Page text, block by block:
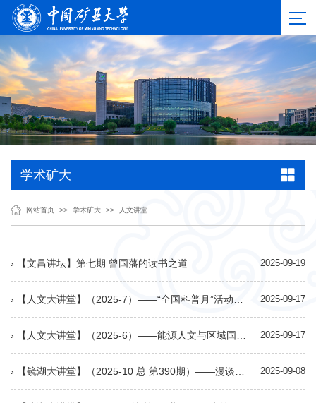
学术矿大
网站首页 >> 学术矿大 >> 人文讲堂
› 【文昌讲坛】第七期 曾国藩的读书之道 2025-09-19
2025-09-17
2025-09-17
2025-09-08